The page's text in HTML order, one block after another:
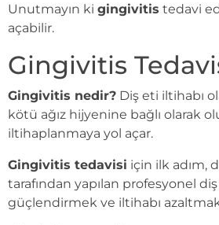
Unutmayın ki gingivitis tedavi
açabilir.
Gingivitis
Gingivitis nedir? Diş eti iltihabı
kötü ağız hijyenine bağlı olarak
iltihaplanmaya yol açar.
Gingivitis tedavisi için ilk adım,
tarafından yapılan profesyonel
güçlendirmek ve iltihabı